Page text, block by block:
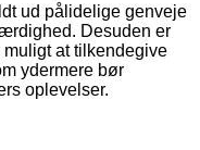
ud pålidelige genveje
Desuden er
at tilkendegive
ydermere bør
oplevelser.